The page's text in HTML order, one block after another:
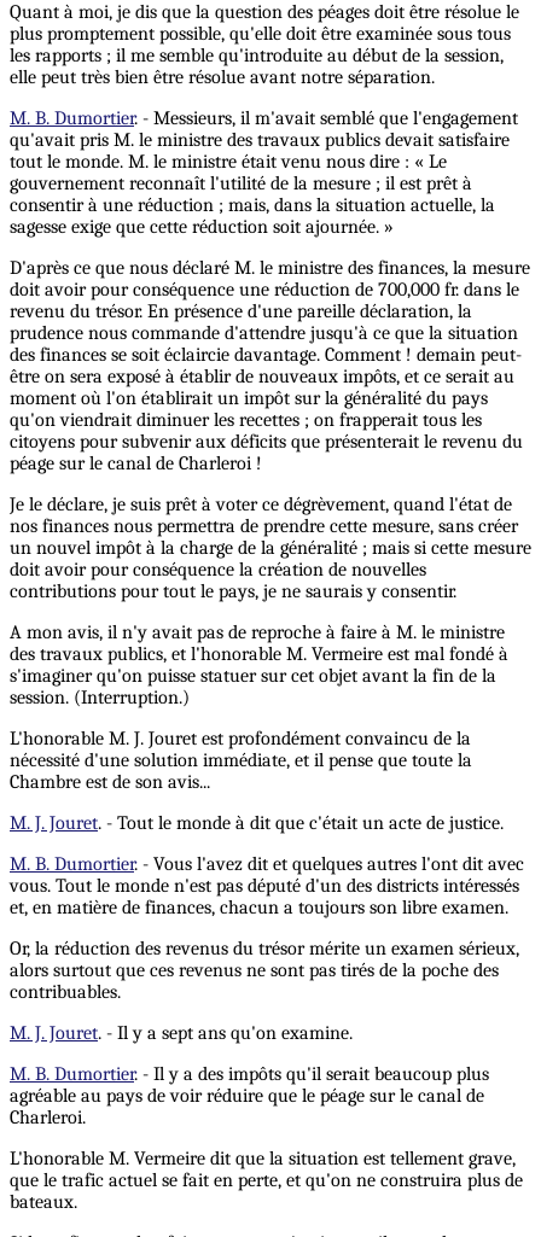
Quant à moi, je dis que la question des péages doit être résolue le
plus promptement possible, qu'elle doit être examinée sous tous
les rapports ; il me semble qu'introduite au début de la session,
elle peut très bien être résolue avant notre séparation.
M. B. Dumortier. - Messieurs, il m'avait semblé que l'engagement
qu'avait pris M. le ministre des travaux publics devait satisfaire
tout le monde. M. le ministre était venu nous dire : « Le
gouvernement reconnaît l'utilité de la mesure ; il est prêt à
consentir à une réduction ; mais, dans la situation actuelle, la
sagesse exige que cette réduction soit ajournée. »
D'après ce que nous déclaré M. le ministre des finances, la mesure
doit avoir pour conséquence une réduction de 700,000 fr. dans le
revenu du trésor. En présence d'une pareille déclaration, la
prudence nous commande d'attendre jusqu'à ce que la situation
des finances se soit éclaircie davantage. Comment ! demain peut-
être on sera exposé à établir de nouveaux impôts, et ce serait au
moment où l'on établirait un impôt sur la généralité du pays
qu'on viendrait diminuer les recettes ; on frapperait tous les
citoyens pour subvenir aux déficits que présenterait le revenu du
péage sur le canal de Charleroi !
Je le déclare, je suis prêt à voter ce dégrèvement, quand l'état de
nos finances nous permettra de prendre cette mesure, sans créer
un nouvel impôt à la charge de la généralité ; mais si cette mesure
doit avoir pour conséquence la création de nouvelles
contributions pour tout le pays, je ne saurais y consentir.
A mon avis, il n'y avait pas de reproche à faire à M. le ministre
des travaux publics, et l'honorable M. Vermeire est mal fondé à
s'imaginer qu'on puisse statuer sur cet objet avant la fin de la
session. (Interruption.)
L'honorable M. J. Jouret est profondément convaincu de la
nécessité d'une solution immédiate, et il pense que toute la
Chambre est de son avis...
M. J. Jouret. - Tout le monde à dit que c'était un acte de justice.
M. B. Dumortier. - Vous l'avez dit et quelques autres l'ont dit avec
vous. Tout le monde n'est pas député d'un des districts intéressés
et, en matière de finances, chacun a toujours son libre examen.
Or, la réduction des revenus du trésor mérite un examen sérieux,
alors surtout que ces revenus ne sont pas tirés de la poche des
contribuables.
M. J. Jouret. - Il y a sept ans qu'on examine.
M. B. Dumortier. - Il y a des impôts qu'il serait beaucoup plus
agréable au pays de voir réduire que le péage sur le canal de
Charleroi.
L'honorable M. Vermeire dit que la situation est tellement grave,
que le trafic actuel se fait en perte, et qu'on ne construira plus de
bateaux.